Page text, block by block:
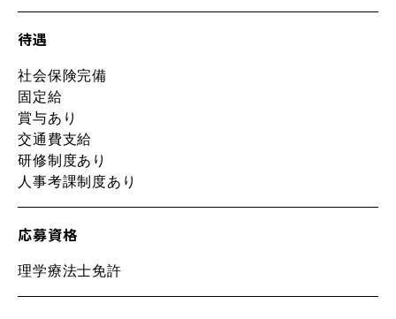
待遇
社会保険完備
固定給
賞与あり
交通費支給
研修制度あり
人事考課制度あり
応募資格
理学療法士免許